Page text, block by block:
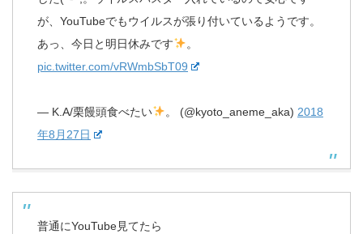
が、YouTubeでもウイルスが張り付いているようです。
あっ、今日と明日休みです
。
pic.twitter.com/vRWmbSbT09
— K.A/栗饅頭食べたい 。 (@kyoto_aneme_aka) 2018
年8月27日
普通にYouTube見てたら